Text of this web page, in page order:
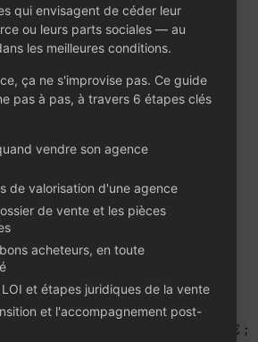
selon la valeur
article 238
du Code général des impôts
values professionnelles
d’une entreprise
branche complète d’activité.
il peut également
des parts d’une société de
à titre professionnel.
la valeur des éléments transmis,
n’excède pas 500 000 € ;
qui envisagent de céder leur
ou leurs parts sociales — au
les meilleures conditions.
ça ne s'improvise pas. Ce guide
pas à pas, à travers 6 étapes clés
vendre son agence
de valorisation d'une agence
de vente et les pièces
acheteurs, en toute
et étapes juridiques de la vente
et l'accompagnement post-